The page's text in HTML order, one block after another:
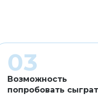
Возможность
попробовать